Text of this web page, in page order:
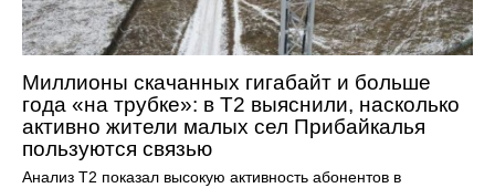
Миллионы скачанных гигабайт и больше
года «на трубке»: в Т2 выяснили, насколько
активно жители малых сел Прибайкалья
пользуются связью
Анализ Т2 показал высокую активность абонентов в